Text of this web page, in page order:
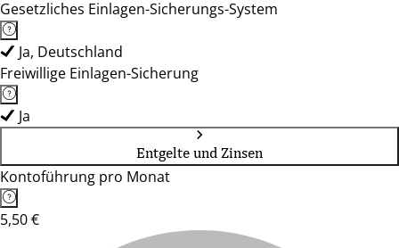
Gesetzliches Einlagen-Sicherungs-System
Ja, Deutschland
Freiwillige Einlagen-Sicherung
Ja
Entgelte und Zinsen
Kontoführung pro Monat
5,50 €